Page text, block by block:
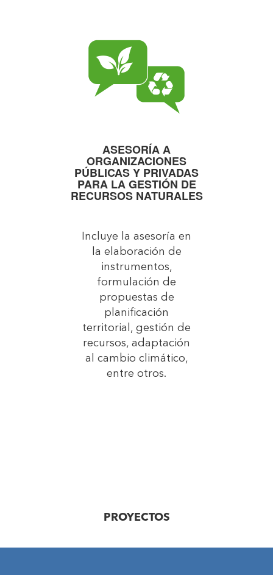
ASESORÍA A
ORGANIZACIONES
PÚBLICAS Y PRIVADAS
PARA LA GESTIÓN DE
RECURSOS NATURALES
Incluye la asesoría en
la elaboración de
instrumentos,
formulación de
propuestas de
planificación
territorial, gestión de
recursos, adaptación
al cambio climático,
entre otros.
PROYECTOS